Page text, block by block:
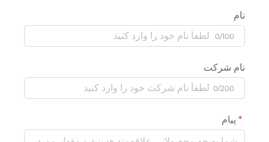
نام
0/100
نام شرکت
0/200
پیام